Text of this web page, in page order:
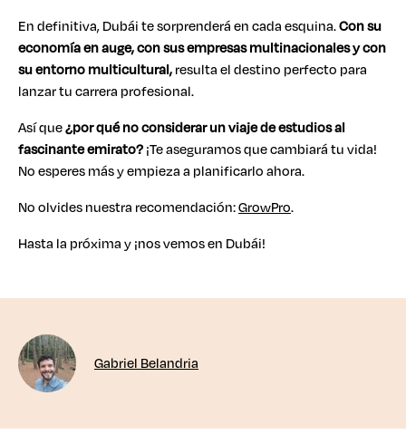
En definitiva, Dubái te sorprenderá en cada esquina.Con su
economía en auge, con sus empresas multinacionales y con
su entorno multicultural,resulta el destino perfecto para
lanzar tu carrera profesional.
Así que¿por qué no considerar un viaje de estudios al
fascinante emirato?¡Te aseguramos que cambiará tu vida!
No esperes más y empieza a planificarlo ahora.
No olvides nuestra recomendación:GrowPro.
Hasta la próxima y ¡nos vemos en Dubái!
Gabriel Belandria